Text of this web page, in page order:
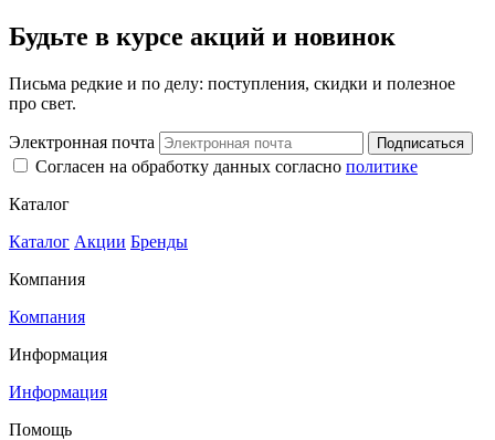
Будьте в курсе акций и новинок
Письма редкие и по делу: поступления, скидки и полезное
про свет.
Электронная почта Подписаться
Согласен на обработку данных согласно политике
Каталог
Каталог Акции Бренды
Компания
Компания
Информация
Информация
Помощь